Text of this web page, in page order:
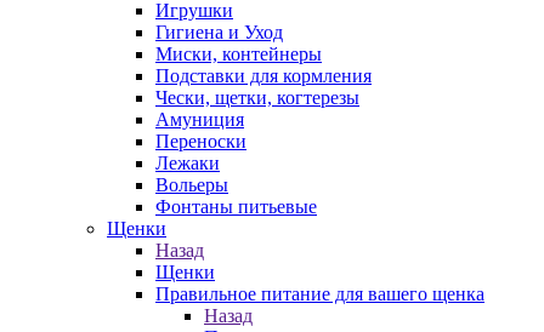
Игрушки
Гигиена и Уход
Миски, контейнеры
Подставки для кормления
Чески, щетки, когтерезы
Амуниция
Переноски
Лежаки
Вольеры
Фонтаны питьевые
Щенки
Назад
Щенки
Правильное питание для вашего щенка
Назад